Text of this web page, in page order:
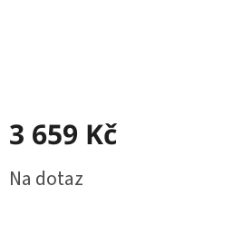
3 659 Kč
cena:
Na dotaz